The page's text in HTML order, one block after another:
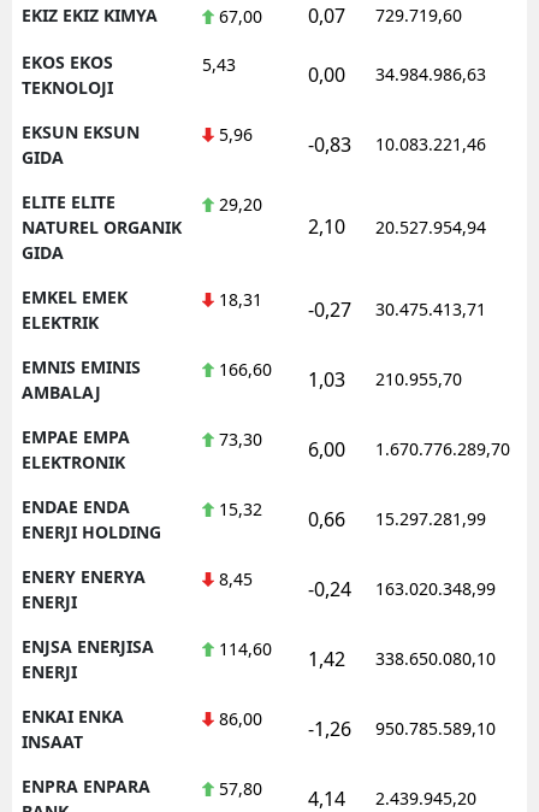
EKIZ EKIZ KIMYA 67,00 0,07 729.719,60
EKOS EKOS
TEKNOLOJI
5,43 0,00 34.984.986,63
EKSUN EKSUN
GIDA
5,96 -0,83 10.083.221,46
ELITE ELITE
NATUREL ORGANIK
GIDA
29,20
2,10 20.527.954,94
EMKEL EMEK
ELEKTRIK
18,31 -0,27 30.475.413,71
EMNIS EMINIS
AMBALAJ
166,60 1,03 210.955,70
EMPAE EMPA
ELEKTRONIK
73,30 6,00 1.670.776.289,70
ENDAE ENDA
ENERJI HOLDING
15,32 0,66 15.297.281,99
ENERY ENERYA
ENERJI
8,45 -0,24 163.020.348,99
ENJSA ENERJISA
ENERJI
114,60 1,42 338.650.080,10
ENKAI ENKA
INSAAT
86,00 -1,26 950.785.589,10
ENPRA ENPARA
57,80 4,14 2.439.945,20